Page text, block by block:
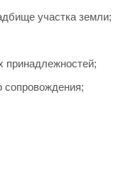
участка земли;
принадлежностей;
сопровождения;